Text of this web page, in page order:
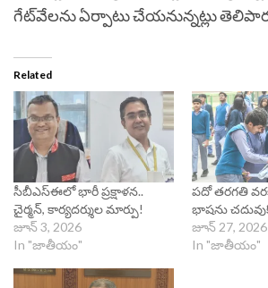
గేట్‌వేలను ఏర్పాటు చేయనున్నట్లు
Related
సీబీఎస్ఈలో భారీ ప్రక్షాళన..
చైర్మన్, కార్యదర్శుల మార్పు!
జూన్ 3, 2026
In "జాతీయం"
పదో తరగతి
భాషను
జూన్ 27, 2026
In "జాతీయం"